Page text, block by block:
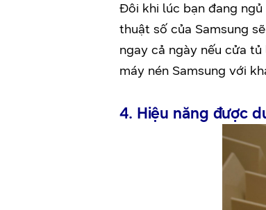
Đôi khi lúc bạn đang
thuật số của Samsung
ngay cả ngày nếu cửa
máy nén Samsung với
4. Hiệu năng được